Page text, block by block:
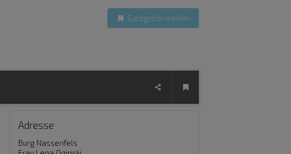
Gastgeber merken
Adresse
Burg Nassenfels